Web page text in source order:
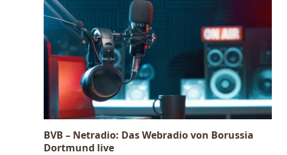
BVB – Netradio: Das Webradio von Borussia
Dortmund live